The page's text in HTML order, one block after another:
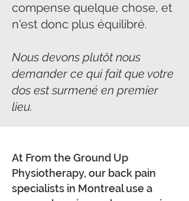
compense quelque chose, et
n'est donc plus équilibré.
Nous devons plutôt nous
demander ce qui fait que votre
dos est surmené en premier
lieu.
At From the Ground Up
Physiotherapy, our back pain
specialists in Montreal use a